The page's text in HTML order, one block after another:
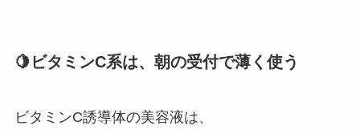
🍋ビタミンC系は、朝の受付で薄く使う
ビタミンC誘導体の美容液は、